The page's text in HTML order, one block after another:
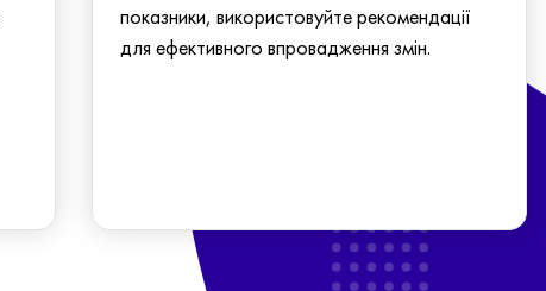
показники, використовуйте рекомендації
для ефективного впровадження змін.